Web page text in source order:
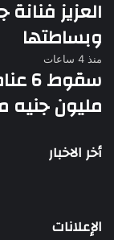
العزيز
وبساطتها
منذ 4 ساعات
مليون جنيه
أخر الاخبار
الإعلانات